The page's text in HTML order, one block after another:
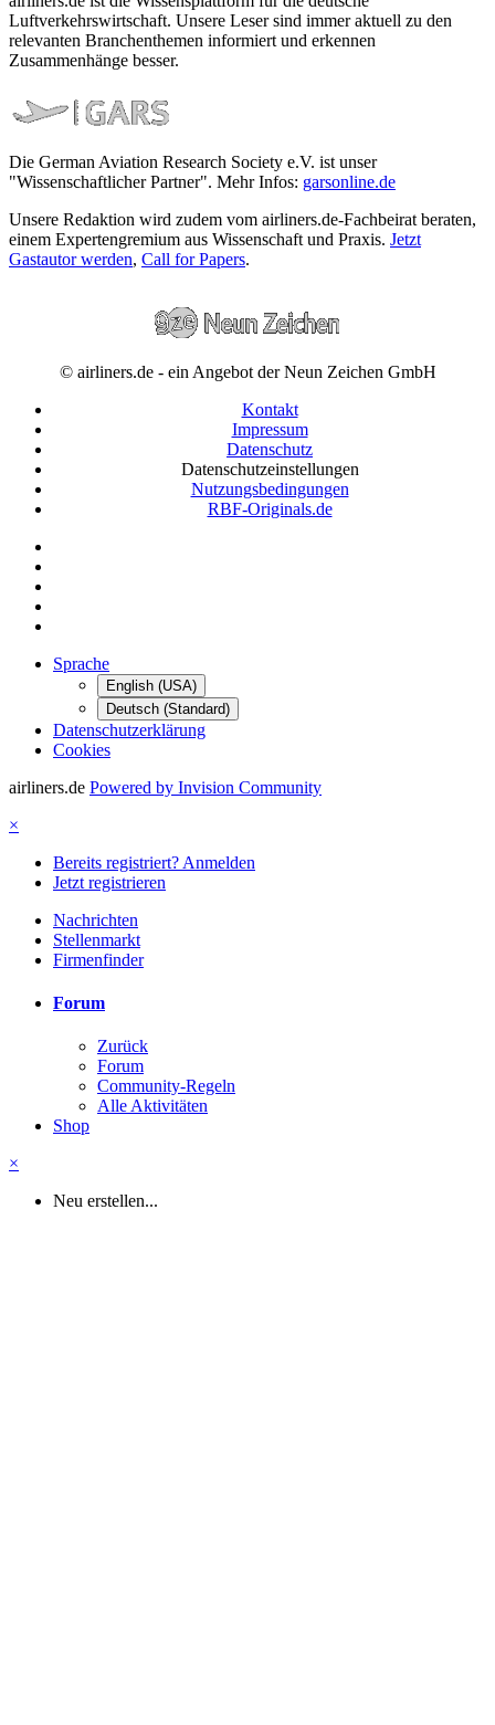
Luftverkehrswirtschaft. Unsere Leser sind immer aktuell zu den
relevanten Branchenthemen informiert und erkennen
Zusammenhänge besser.
Die German Aviation Research Society e.V. ist unser
"Wissenschaftlicher Partner". Mehr Infos: garsonline.de
Unsere Redaktion wird zudem vom airliners.de-Fachbeirat beraten,
einem Expertengremium aus Wissenschaft und Praxis. Jetzt
Gastautor werden, Call for Papers.
© airliners.de - ein Angebot der Neun Zeichen GmbH
Kontakt
Impressum
Datenschutz
Datenschutzeinstellungen
Nutzungsbedingungen
RBF-Originals.de
Sprache
English (USA)
Deutsch (Standard)
Datenschutzerklärung
Cookies
airliners.de Powered by Invision Community
×
Bereits registriert? Anmelden
Jetzt registrieren
Nachrichten
Stellenmarkt
Firmenfinder
Forum
Zurück
Forum
Community-Regeln
Alle Aktivitäten
Shop
×
Neu erstellen...